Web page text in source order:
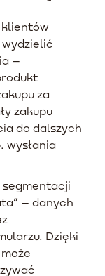
klientów
–
za
zakupu
do dalszych
wysłania
segmentacji
– danych
Dzięki